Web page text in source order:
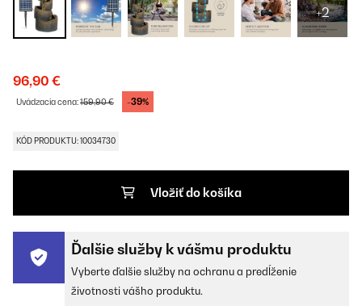
+2
96,90 €
Uvádzacia cena:159,90 € -39%
KÓD PRODUKTU: 10034730
Vložiť do košíka
Ďalšie služby k vášmu produktu
Vyberte ďalšie služby na ochranu a predĺženie
životnosti vášho produktu.